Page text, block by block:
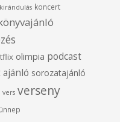
kirándulás koncert
olimpia podcast
sorozatajánló
vers verseny
ünnep